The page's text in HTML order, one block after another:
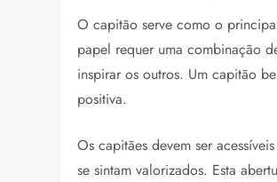
O capitão serve como o
papel requer uma combinação
inspirar os outros. Um capitão
positiva.
Os capitães devem ser
se sintam valorizados. Esta